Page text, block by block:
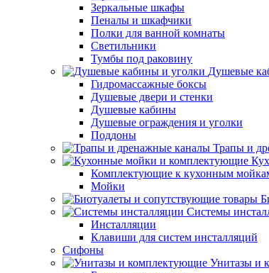
Зеркальные шкафы
Пеналы и шкафчики
Полки для ванной комнаты
Светильники
Тумбы под раковину
Душевые
Гидромассажные боксы
Душевые двери и стенки
Душевые кабины
Душевые ограждения и уголки
Поддоны
Трапы и
Комплектующие к кухонным
Мойки
Системы
Инсталляции
Клавиши для систем инсталляций
Сифоны
Унитазы и